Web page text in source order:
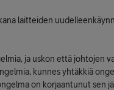
laitteiden
ja uskon että johtojen
kunnes yhtäkkiä
on korjaantunut sen